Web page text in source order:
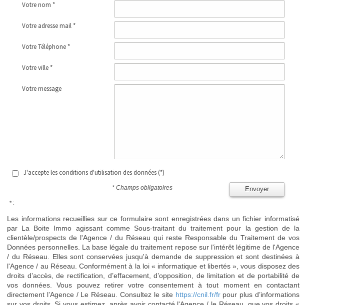
Votre nom *
Votre adresse mail *
Votre Téléphone *
Votre ville *
Votre message
J'accepte les conditions d'utilisation des données (*)
Envoyer
* Champs obligatoires
* :
Les informations recueillies sur ce formulaire sont enregistrées dans un fichier informatisé
par La Boite Immo agissant comme Sous-traitant du traitement pour la gestion de la
clientèle/prospects de l'Agence / du Réseau qui reste Responsable du Traitement de vos
Données personnelles. La base légale du traitement repose sur l'intérêt légitime de l'Agence
/ du Réseau. Elles sont conservées jusqu'à demande de suppression et sont destinées à
l'Agence / au Réseau. Conformément à la loi « informatique et libertés », vous disposez des
droits d’accès, de rectification, d’effacement, d’opposition, de limitation et de portabilité de
vos données. Vous pouvez retirer votre consentement à tout moment en contactant
directement l’Agence / Le Réseau. Consultez le site https://cnil.fr/frpour plus d’informations